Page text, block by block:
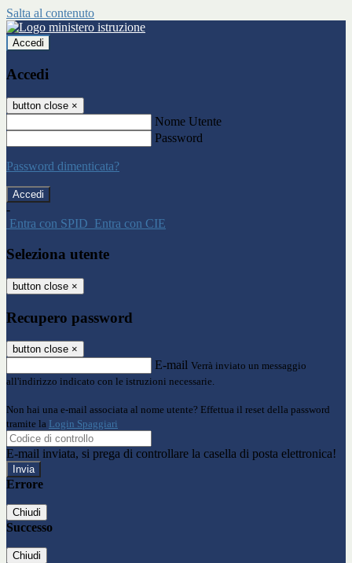
Salta al contenuto
Accedi
Accedi
button close ×
Nome Utente
Password
Password dimenticata?
-
Entra con SPID Entra con CIE
Seleziona utente
button close ×
Recupero password
button close ×
E-mail Verrà inviato un messaggio
all'indirizzo indicato con le istruzioni necessarie.
Non hai una e-mail associata al nome utente? Effettua il reset della password
tramite la Login Spaggiari
E-mail inviata, si prega di controllare la casella di posta elettronica!
Errore
Chiudi
Successo
Chiudi